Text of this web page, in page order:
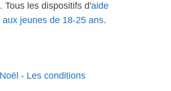
Tous les dispositifs d'aide
jeunes de 18-25 ans.
- Les conditions